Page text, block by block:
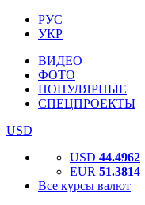
РУС
УКР
ВИДЕО
ФОТО
ПОПУЛЯРНЫЕ
СПЕЦПРОЕКТЫ
USD
USD 44.4962
EUR 51.3814
Все курсы валют